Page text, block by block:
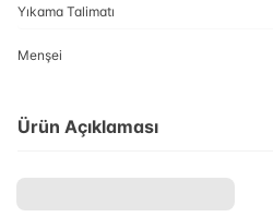
Yıkama Talimatı
Menşei
Ürün Açıklaması